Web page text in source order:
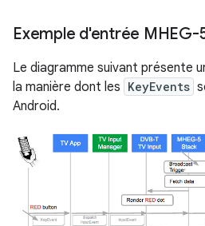
Exemple d'entrée MHEG-
Le diagramme suivant présente
la manière dont les KeyEvents
Android.